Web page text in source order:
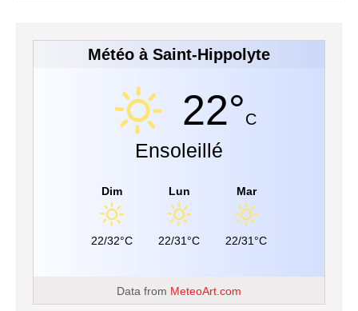
Météo à Saint-Hippolyte
22°C
Ensoleillé
Dim
22/32°C
Lun
22/31°C
Mar
22/31°C
Data from MeteoArt.com